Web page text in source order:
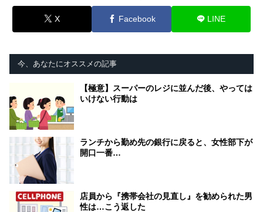
X Facebook LINE
今、あなたにオススメの記事
【極意】スーパーのレジに並んだ後、やっては
いけない行動は
ランチから勤め先の銀行に戻ると、女性部下が
開口一番…
店員から『携帯会社の見直し』を勧められた男
性は…こう返した